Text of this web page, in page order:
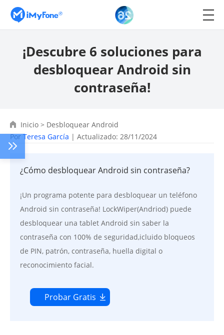
¡Descubre 6 soluciones para
desbloquear Android sin
contraseña!
Inicio > Desbloquear Android
PorTeresa García | Actualizado: 28/11/2024
¿Cómo desbloquear Android sin contraseña?
¡Un programa potente para desbloquear un teléfono
Android sin contraseña! LockWiper(Andriod) puede
desbloquear una tablet Android sin saber la
contraseña con 100% de seguridad,icluido bloqueos
de PIN, patrón, contraseña, huella digital o
reconocimiento facial.
Probar Gratis